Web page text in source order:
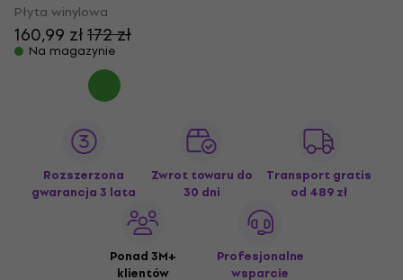
Płyta winylowa
160,99 zł172 zł
Na magazynie
Rozszerzona
gwarancja 3 lata
Zwrot towaru do
30 dni
Transport gratis
od 489 zł
Ponad 3M+
klientów
Profesjonalne
wsparcie